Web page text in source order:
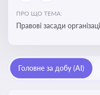
ПРО ЩО ТЕМА:
Правові засади
військовослужбовців у
Головне за добу (AI)